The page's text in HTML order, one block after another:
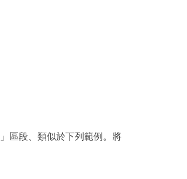
區段、類似於下列範例。將